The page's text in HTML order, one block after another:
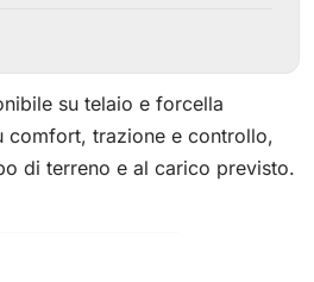
su telaio e forcella
comfort, trazione e controllo,
di terreno e al carico previsto.